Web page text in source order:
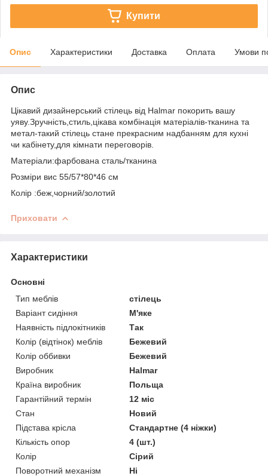
Купити
Опис Характеристики Доставка Оплата Умови
Опис
Цікавий дизайнерський стілець від Halmar покорить вашу
уяву.Зручність,стиль,цікава комбінація матеріалів-тканина та
метал-такий стілець стане прекрасним надбанням для кухні
чи кабінету,для кімнати переговорів.
Матеріали:фарбована сталь/тканина
Розміри вис 55/57*80*46 см
Колір :беж,чорний/золотий
Приховати
Характеристики
Основні
Тип меблів
стілець
Варіант сидіння
М'яке
Наявність підлокітників
Так
Колір (відтінок) меблів
Бежевий
Колір оббивки
Бежевий
Виробник
Halmar
Країна виробник
Польща
Гарантійний термін
12 міс
Стан
Новий
Підстава крісла
Стандартне (4 ніжки)
Кількість опор
4 (шт.)
Колір
Сірий
Поворотний механізм
Ні